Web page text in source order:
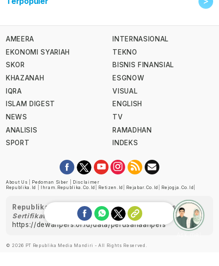
AMEERA
EKONOMI SYARIAH
SKOR
KHAZANAH
IQRA
ISLAM DIGEST
NEWS
ANALISIS
SPORT
INTERNASIONAL
TEKNO
BISNIS FINANSIAL
ESGNOW
VISUAL
ENGLISH
TV
RAMADHAN
INDEKS
About Us Pedoman Siber
Disclaimer
Republika.id
Ihram.republika.co.id Retizen.id Rejabar.co.id Rejogja.co.id
Republika telah diverifikasi oleh Dewan Pers
Sertifikat Nomor 1058/DP-Verifikasi/K/XII/2022
https://dewanpers.or.id/data/perusahaanpers
© 2026 PT Republika Media Mandiri - All Rights Reserved.